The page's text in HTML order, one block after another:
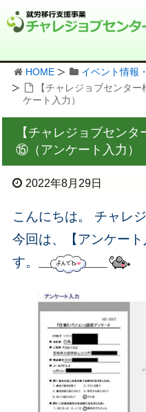
HOME
イベント情報
【チャレジョブセンタ
ケート入力）
【チャレジョブセン
⑮（アンケート入力）
2022年8月29日
こんにちは。 チャレ
今回は、【アンケー
す。